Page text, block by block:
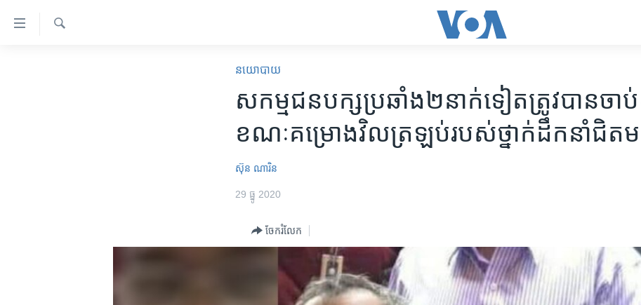
ទៅ​
នយោបាយ
សកម្មជន​បក្ស​ប្រឆាំង​២​នាក់​ទៀត​ត្រូវបាន​ចាប់​
ខណៈ​គម្រោង​វិល​ត្រឡប់​​របស់​ថ្នាក់​ដឹកនាំ​ជិ
ស៊ុន ណារិន
29 ធ្នូ 2020
ចែករំលែក